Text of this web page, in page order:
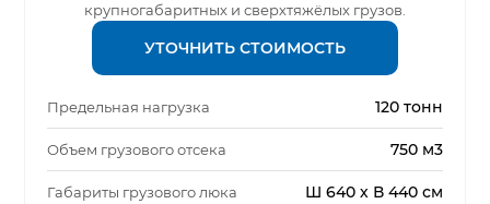
крупногабаритных и сверхтяжёлых грузов.
УТОЧНИТЬ СТОИМОСТЬ
Предельная нагрузка 120 тонн
Объем грузового отсека 750 м3
Габариты грузового люка Ш 640 х В 440 см